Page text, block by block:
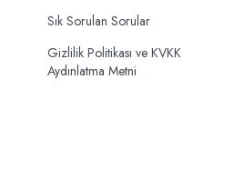
Sık Sorulan Sorular
Gizlilik Politikası ve KVKK
Aydınlatma Metni